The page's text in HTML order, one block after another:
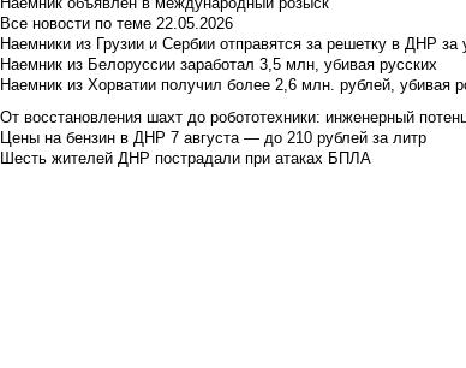
Все новости по теме 22.05.2026
Наемники из Грузии и Сербии отправятся за решетку в ДНР за
Наемник из Белоруссии заработал 3,5 млн, убивая русских
Наемник из Хорватии получил более 2,6 млн. рублей, убивая
От восстановления шахт до робототехники: инженерный
Цены на бензин в ДНР 7 августа — до 210 рублей за литр
Шесть жителей ДНР пострадали при атаках БПЛА